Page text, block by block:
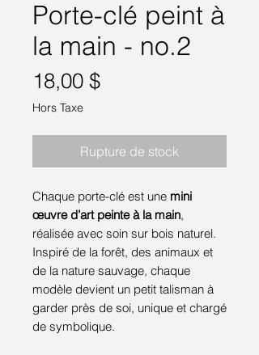
Porte-clé peint à
la main - no.2
18,00 $Prix
Hors Taxe
Rupture de stock
Chaque porte-clé est une mini
œuvre d’art peinte à la main,
réalisée avec soin sur bois naturel.
Inspiré de la forêt, des animaux et
de la nature sauvage, chaque
modèle devient un petit talisman à
garder près de soi, unique et chargé
de symbolique.